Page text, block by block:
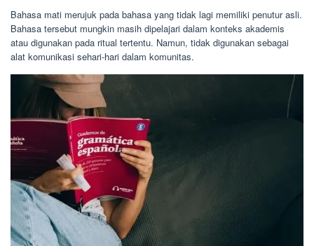
Bahasa mati merujuk pada bahasa yang tidak lagi memiliki penutur asli.
Bahasa tersebut mungkin masih dipelajari dalam konteks akademis
atau digunakan pada ritual tertentu. Namun, tidak digunakan sebagai
alat komunikasi sehari-hari dalam komunitas.